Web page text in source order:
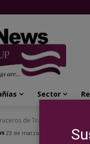
Sector
de Trasmediterranea
23 de marzo de 2015